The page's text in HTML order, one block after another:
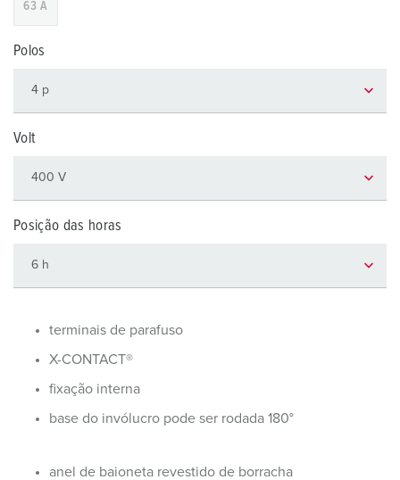
63 A
Polos
Volt
Posição das horas
terminais de parafuso
X-CONTACT®
fixação interna
base do invólucro pode ser rodada 180°
anel de baioneta revestido de borracha